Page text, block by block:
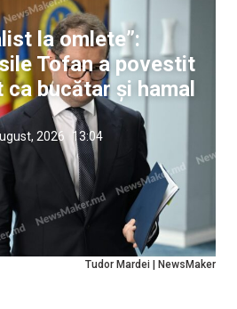
Tudor Mardei | NewsMaker
la omlete”:
Tofan a povestit
bucătar și hamal
2026 13:04